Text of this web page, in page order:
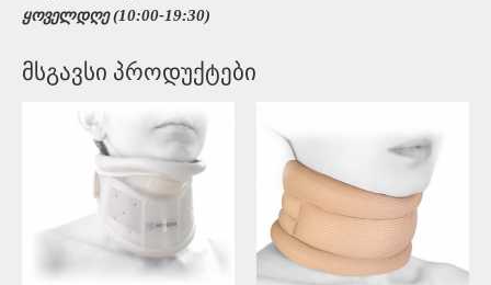
ყოველდღე (10:00-19:30)
მსგავსი პროდუქტები